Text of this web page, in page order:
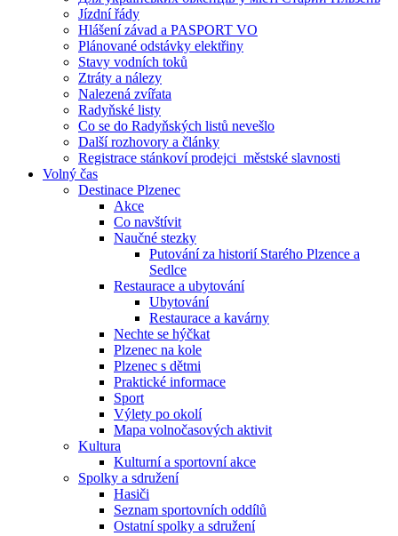
Jízdní řády
Hlášení závad a PASPORT VO
Plánované odstávky elektřiny
Stavy vodních toků
Ztráty a nálezy
Nalezená zvířata
Radyňské listy
Co se do Radyňských listů nevešlo
Další rozhovory a články
Registrace stánkoví prodejci_městské slavnosti
Volný čas
Destinace Plzenec
Akce
Co navštívit
Naučné stezky
Putování za historií Starého Plzence a
Sedlce
Restaurace a ubytování
Ubytování
Restaurace a kavárny
Nechte se hýčkat
Plzenec na kole
Plzenec s dětmi
Praktické informace
Sport
Výlety po okolí
Mapa volnočasových aktivit
Kultura
Kulturní a sportovní akce
Spolky a sdružení
Hasiči
Seznam sportovních oddílů
Ostatní spolky a sdružení